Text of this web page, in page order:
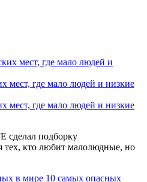
мест, где мало людей и низкие
мест, где мало людей и низкие
сделал подборку
тех, кто любит малолюдные, но
10 самых опасных